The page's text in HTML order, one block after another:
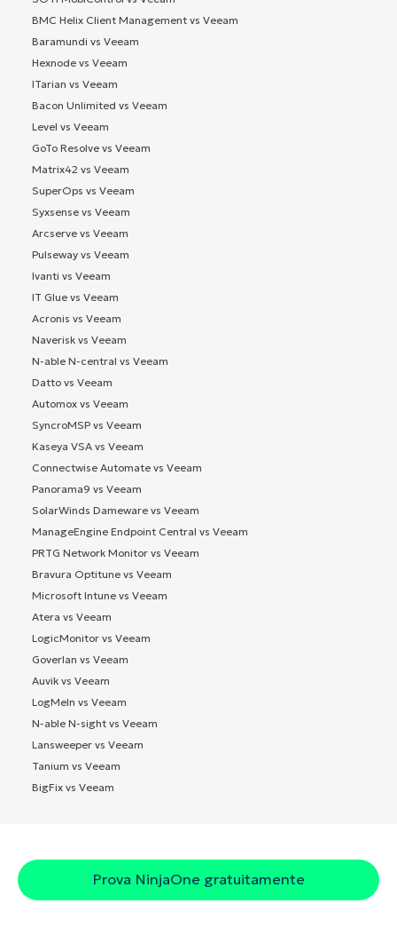
BMC Helix Client Management vs Veeam
Baramundi vs Veeam
Hexnode vs Veeam
ITarian vs Veeam
Bacon Unlimited vs Veeam
Level vs Veeam
GoTo Resolve vs Veeam
Matrix42 vs Veeam
SuperOps vs Veeam
Syxsense vs Veeam
Arcserve vs Veeam
Pulseway vs Veeam
Ivanti vs Veeam
IT Glue vs Veeam
Acronis vs Veeam
Naverisk vs Veeam
N-able N-central vs Veeam
Datto vs Veeam
Automox vs Veeam
SyncroMSP vs Veeam
Kaseya VSA vs Veeam
Connectwise Automate vs Veeam
Panorama9 vs Veeam
SolarWinds Dameware vs Veeam
ManageEngine Endpoint Central vs Veeam
PRTG Network Monitor vs Veeam
Bravura Optitune vs Veeam
Microsoft Intune vs Veeam
Atera vs Veeam
LogicMonitor vs Veeam
Goverlan vs Veeam
Auvik vs Veeam
LogMeIn vs Veeam
N-able N-sight vs Veeam
Lansweeper vs Veeam
Tanium vs Veeam
BigFix vs Veeam
Prova NinjaOne gratuitamente